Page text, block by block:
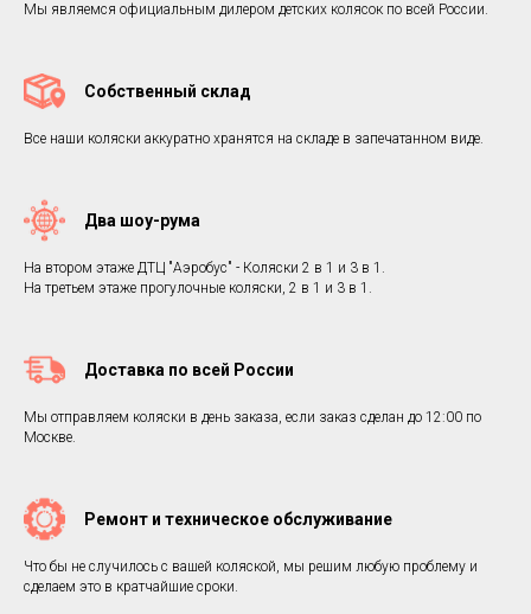
Мы являемся официальным дилером детских колясок по всей России.
Собственный склад
Все наши коляски аккуратно хранятся на складе в запечатанном виде.
Два шоу-рума
На втором этаже ДТЦ "Аэробус" - Коляски 2 в 1 и 3 в 1.
На третьем этаже прогулочные коляски, 2 в 1 и 3 в 1.
Доставка по всей России
Мы отправляем коляски в день заказа, если заказ сделан до 12:00 по
Москве.
Ремонт и техническое обслуживание
Что бы не случилось с вашей коляской, мы решим любую проблему и
сделаем это в кратчайшие сроки.